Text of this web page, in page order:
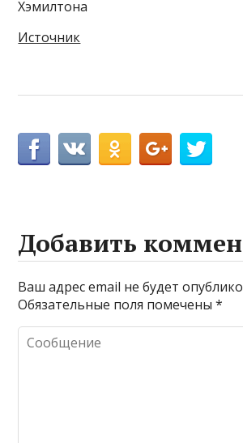
Хэмилтона
Источник
Добавить
Ваш адрес email не будет
Обязательные поля помечены*